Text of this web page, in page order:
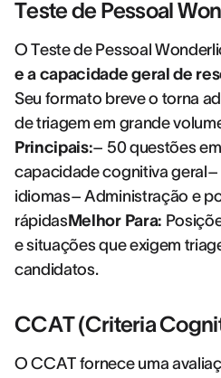
Teste de Pessoal
O Teste de Pessoal
e a capacidade geral de
Seu formato breve o torna
de triagem em grande
Principais:– 50 questões
capacidade cognitiva geral–
idiomas– Administração e
rápidasMelhor Para:
e situações que exigem
candidatos.
CCAT (Criteria
O CCAT fornece uma